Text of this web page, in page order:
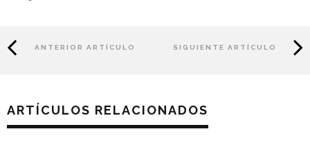
ANTERIOR ARTÍCULO SIGUIENTE ARTÍCULO
ARTÍCULOS RELACIONADOS